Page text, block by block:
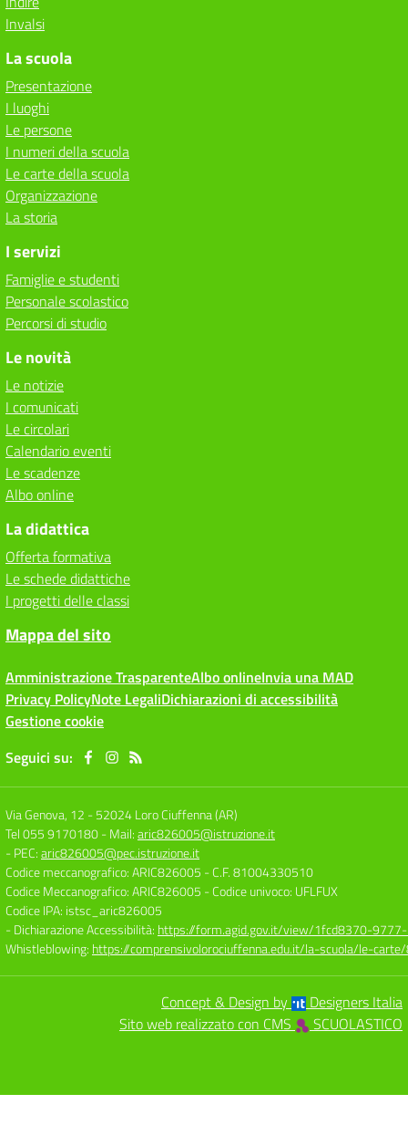
Invalsi
La scuola
Presentazione
I luoghi
Le persone
I numeri della scuola
Le carte della scuola
Organizzazione
La storia
I servizi
Famiglie e studenti
Personale scolastico
Percorsi di studio
Le novità
Le notizie
I comunicati
Le circolari
Calendario eventi
Le scadenze
Albo online
La didattica
Offerta formativa
Le schede didattiche
I progetti delle classi
Mappa del sito
Amministrazione TrasparenteAlbo onlineInvia una MAD
Privacy PolicyNote LegaliDichiarazioni di accessibilità
Gestione cookie
Seguici su:
Via Genova, 12 -52024 Loro Ciuffenna (AR)
Tel 055 9170180- Mail:aric826005@istruzione.it
- PEC:aric826005@pec.istruzione.it
Codice meccanografico: ARIC826005 - C.F. 81004330510
Codice Meccanografico: ARIC826005 - Codice univoco: UFLFUX
Codice IPA: istsc_aric826005
- Dichiarazione Accessibilità: https://form.agid.gov.it/view/1fcd8370-
Whistleblowing: https://comprensivolorociuffenna.edu.it/la-scuola/le-
Concept & Design by
Designers Italia
Sito web realizzato con CMS
SCUOLASTICO